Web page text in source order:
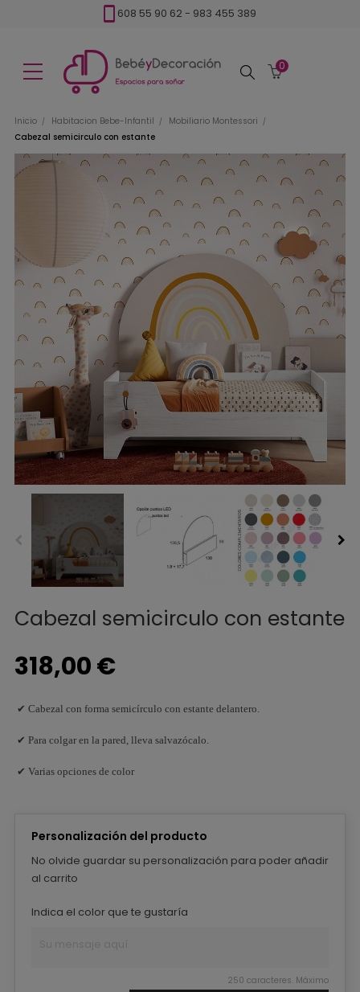
608 55 90 62 - 983 455 389
Buscar
0
Inicio Habitacion Bebe-Infantil
Mobiliario Montessori
Cabezal semicirculo con estante
Cabezal semicirculo con estante
318,00 €
✔ Cabezal con forma semicírculo con estante delantero.
✔ Para colgar en la pared, lleva salvazócalo.
✔ Varias opciones de color
Personalización del producto
No olvide guardar su personalización para poder añadir
al carrito
Indica el color que te gustaría
250 caracteres. Máximo